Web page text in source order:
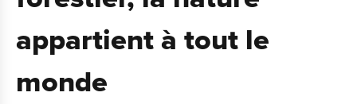
appartient à tout le
monde